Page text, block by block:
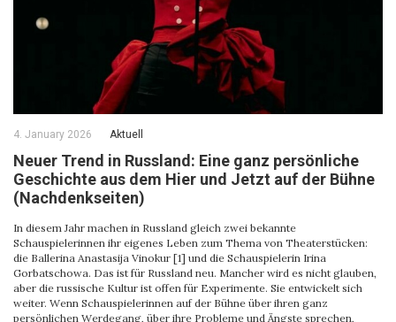
4. January 2026 Aktuell
Neuer Trend in Russland: Eine ganz persönliche
Geschichte aus dem Hier und Jetzt auf der Bühne
(Nachdenkseiten)
In diesem Jahr machen in Russland gleich zwei bekannte
Schauspielerinnen ihr eigenes Leben zum Thema von Theaterstücken:
die Ballerina Anastasija Vinokur [1] und die Schauspielerin Irina
Gorbatschowa. Das ist für Russland neu. Mancher wird es nicht glauben,
aber die russische Kultur ist offen für Experimente. Sie entwickelt sich
weiter. Wenn Schauspielerinnen auf der Bühne über ihren ganz
persönlichen Werdegang, über ihre Probleme und Ängste sprechen,